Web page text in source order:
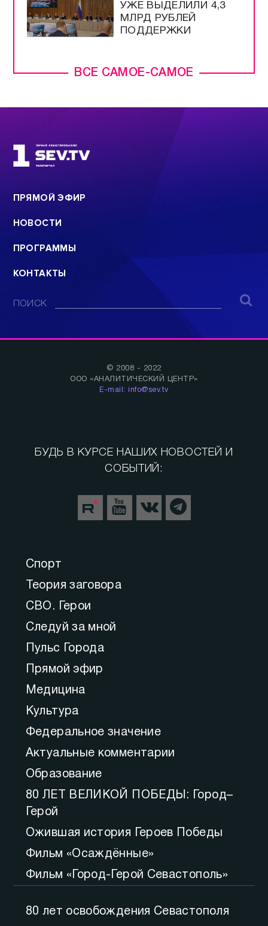
ВСЕ САМОЕ-САМОЕ
УЖЕ ВЫДЕЛИЛИ 4,3
МЛРД РУБЛЕЙ
ПОДДЕРЖКИ
ПРЯМОЙ ЭФИР
НОВОСТИ
ПРОГРАММЫ
КОНТАКТЫ
ПОИСК
© 2008 - 2022
ООО «АНАЛИТИЧЕСКИЙ ЦЕНТР»
E-mail: info@sev.tv
80 лет освобождения Севастополя
Спорт
Теория заговора
СВО. Герои
Следуй за мной
Пульс Города
Прямой эфир
Медицина
Культура
Федеральное значение
Актуальные комментарии
Образование
80 ЛЕТ ВЕЛИКОЙ ПОБЕДЫ: Город–
Герой
Ожившая история Героев Победы
Фильм «Осаждённые»
Фильм «Город-Герой Севастополь»
БУДЬ В КУРСЕ НАШИХ НОВОСТЕЙ И
СОБЫТИЙ: